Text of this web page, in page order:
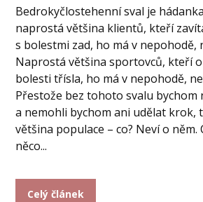
Bedrokyčlostehenní sval je
naprostá většina klientů, kteří
s bolestmi zad, ho má v nepohodě,
Naprostá většina sportovců, kteří
bolesti třísla, ho má v nepohodě,
Přestože bez tohoto svalu bychom
a nemohli bychom ani udělat krok,
většina populace – co? Neví o něm.
něco...
Celý článek